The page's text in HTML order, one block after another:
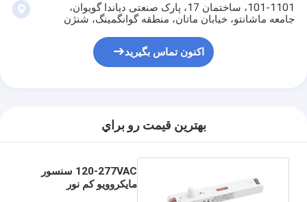
101-1101، ساختمان 17، پارک صنعتی دیاندا گویوان،
جامعه ماشانتو، خیابان ماتان، منطقه گوانگمینگ، شنژن
اکنون تماس بگیرید
بهترين قيمت رو براي
120-277VAC سنسور
مایکروویو کم نور